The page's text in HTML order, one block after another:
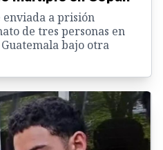
enviada a prisión
de tres personas en
bajo otra